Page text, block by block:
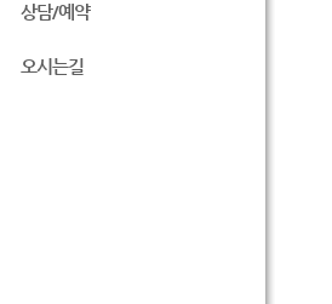
상담/예약
오시는길